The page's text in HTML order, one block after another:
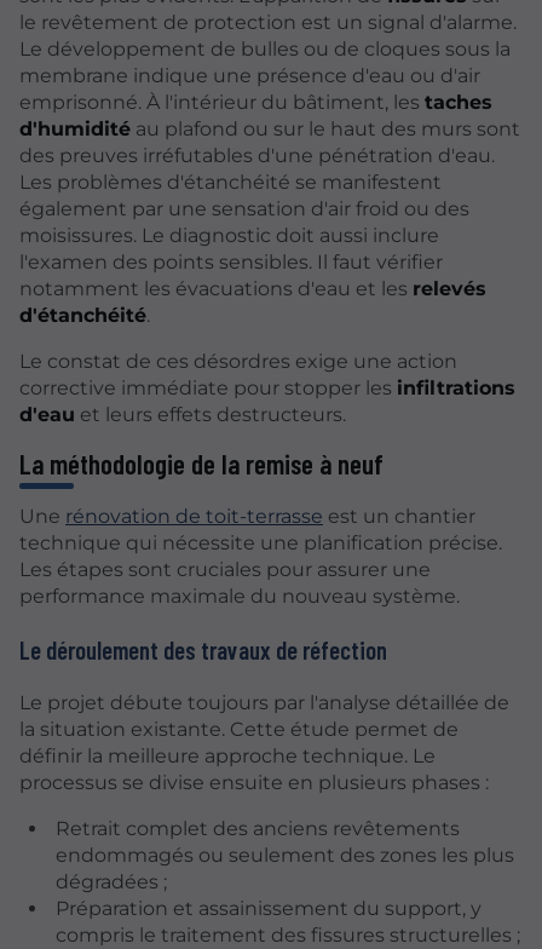
le revêtement de protection est un signal d'alarme.
Le développement de bulles ou de cloques sous la
membrane indique une présence d'eau ou d'air
emprisonné. À l'intérieur du bâtiment, les taches
d'humidité au plafond ou sur le haut des murs sont
des preuves irréfutables d'une pénétration d'eau.
Les problèmes d'étanchéité se manifestent
également par une sensation d'air froid ou des
moisissures. Le diagnostic doit aussi inclure
l'examen des points sensibles. Il faut vérifier
notamment les évacuations d'eau et les relevés
d'étanchéité.
Le constat de ces désordres exige une action
corrective immédiate pour stopper les infiltrations
d'eau et leurs effets destructeurs.
La méthodologie de la remise à neuf
Une rénovation de toit-terrasse est un chantier
technique qui nécessite une planification précise.
Les étapes sont cruciales pour assurer une
performance maximale du nouveau système.
Le déroulement des travaux de réfection
Le projet débute toujours par l'analyse détaillée de
la situation existante. Cette étude permet de
définir la meilleure approche technique. Le
processus se divise ensuite en plusieurs phases :
Retrait complet des anciens revêtements
endommagés ou seulement des zones les plus
dégradées ;
Préparation et assainissement du support, y
compris le traitement des fissures structurelles ;